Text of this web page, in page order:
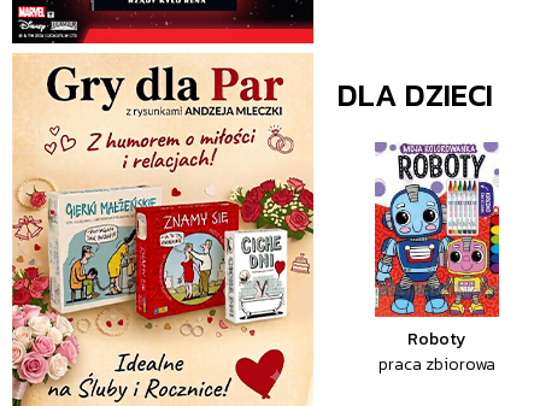
DLA DZIECI
Roboty
praca zbiorowa